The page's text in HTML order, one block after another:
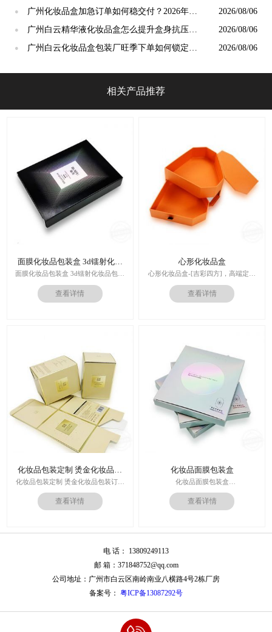
款？2026 年 8 月签约攻略
●
广州化妆品盒加急订单如何稳交付？2026年8
月包装厂排单避坑指南
2026/08/06
●
​广州白云精华液化妆品盒怎么提升盒身抗压能
力？2026年8月加固攻略
2026/08/06
●
​广州白云化妆品盒包装厂旺季下单如何锁定交
2026/08/06
相关产品推荐
面膜化妆品包装盒 3d镭射化妆
品包装盒
面膜化妆品包装盒 3d镭射化妆品包装
盒
印刷技术：专色印刷/四色印刷
作日
运输：全球发货，售后无忧
查看详情
心形化妆品盒
心形化妆品盒-[吉彩四方]，高端定制
走心的礼品包装盒
多对1服务,德国SGD技术,3.0创意视觉
设计,实体工厂,德国海德堡7色UV印刷
查看详情
化妆品包装定制 烫金化妆品包
装订做
化妆品包装定制 烫金化妆品包装订做
厂家
印刷技术：专色印刷/四色印刷
后工工艺：烫金/UV/凹凸/浮雕
周期：签订合同确认样板后7-15个工
运输：全球发货，售后无忧
查看详情
化妆品面膜包装盒
化妆品面膜包装盒
材料：金银卡纸，特种纸
工艺：uv，击凸，烫金
价格：根据材质及工艺、数量报价
作日
查看详情
电 话： 13809249113
邮 箱：371848752@qq.com
公司地址：广州市白云区南岭南业八横路4号2栋厂房
备案号： 粤ICP备13087292号